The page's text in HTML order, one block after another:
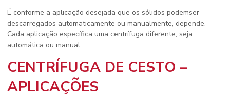
É conforme a aplicação desejada que os sólidos podemser
descarregados automaticamente ou manualmente, depende.
Cada aplicação específica uma centrífuga diferente, seja
automática ou manual.
CENTRÍFUGA DE CESTO –
APLICAÇÕES